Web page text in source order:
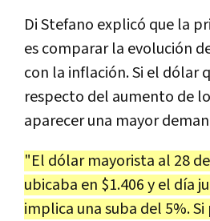
Di Stefano explicó que la
es comparar la evolución
con la inflación. Si el dólar
respecto del aumento de
aparecer una mayor
"El dólar mayorista al 28
ubicaba en $1.406 y el día
implica una suba del 5%.